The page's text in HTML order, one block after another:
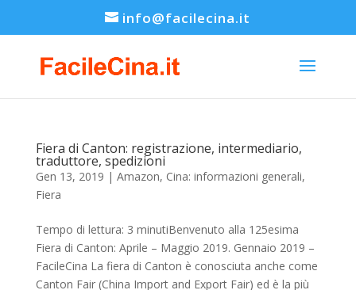
info@facilecina.it
Fiera di Canton: registrazione, intermediario,
traduttore, spedizioni
Gen 13, 2019 | Amazon, Cina: informazioni generali,
Fiera
Tempo di lettura: 3 minutiBenvenuto alla 125esima
Fiera di Canton: Aprile – Maggio 2019. Gennaio 2019 –
FacileCina La fiera di Canton è conosciuta anche come
Canton Fair (China Import and Export Fair) ed è la più